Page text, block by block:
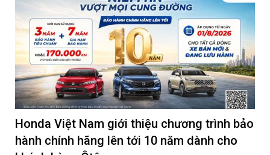
Honda Việt Nam giới thiệu chương trình bảo
hành chính hãng lên tới 10 năm dành cho